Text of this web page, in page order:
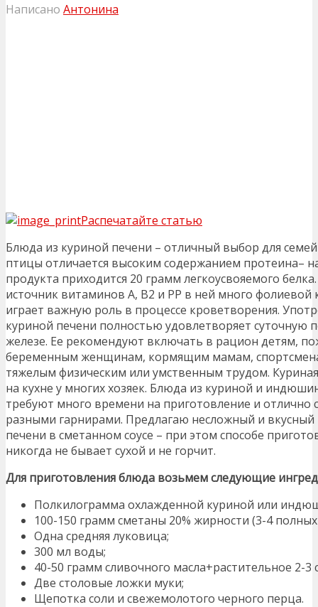
Написано Антонина
Распечатайте статью
Блюда из куриной печени – отличный выбор для
птицы отличается высоким содержанием протеина–
продукта приходится 20 грамм легкоусвояемого
источник витаминов А, В2 и РР в ней много фолиевой
играет важную роль в процессе кроветворения.
куриной печени полностью удовлетворяет суточную
железе. Ее рекомендуют включать в рацион детям,
беременным женщинам, кормящим мамам,
тяжелым физическим или умственным трудом.
на кухне у многих хозяек. Блюда из куриной и
требуют много времени на приготовление и отлично
разными гарнирами. Предлагаю несложный и
печени в сметанном соусе – при этом способе
никогда не бывает сухой и не горчит.
Для приготовления блюда возьмем следующие
Полкилограмма охлажденной куриной или
100-150 грамм сметаны 20% жирности (3-4 полных
Одна средняя луковица;
300 мл воды;
40-50 грамм сливочного масла+растительное 2-3
Две столовые ложки муки;
Щепотка соли и свежемолотого черного перца.